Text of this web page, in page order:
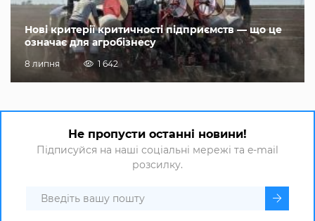
Нові критерії критичності підприємств — що це
означає для агробізнесу
8 липня 1 642
Не пропусти останні новини!
Підписуйся на наші соціальні мережі та e-mail
розсилку.